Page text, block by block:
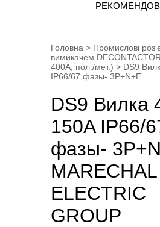
Головна > Промислові
вимикачем
400A, пол./мет.) > DS9
IP66/67 фазы- 3P+N+E
DS9 Вилка
150A IP66/
фазы-
MARECHAL
ELECTRIC
GROUP